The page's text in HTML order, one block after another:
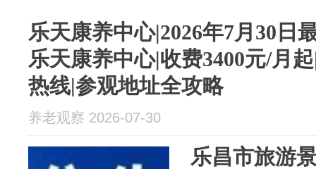
乐天康养中心|2026年7月30日
乐天康养中心|收费3400元/月
热线|参观地址全攻略
养老观察 2026-07-30
乐昌市旅游